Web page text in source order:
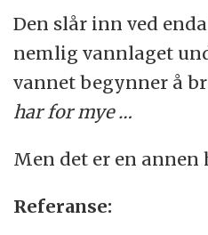
Den slår inn ved
nemlig vannlaget
vannet begynner å
har for mye …
Men det er en annen
Referanse: